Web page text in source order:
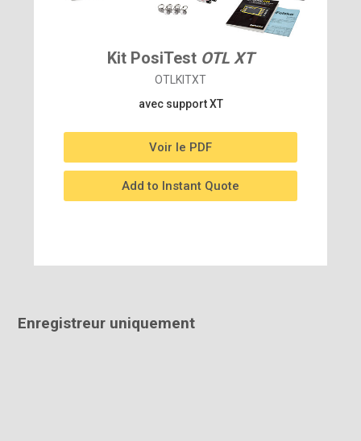
Kit PosiTest OTL XT
OTLKITXT
avec support XT
Voir le PDF
Add to Instant Quote
Enregistreur uniquement